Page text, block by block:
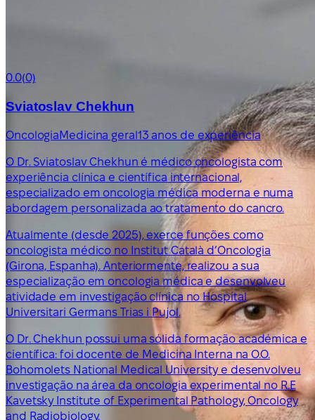
0.0(0)
Sviatoslav Chekhun
Oncologia Medicina geral13 anos de experiência
O Dr. Sviatoslav Chekhun é médico oncologista com
experiência clínica e científica internacional,
especializado em oncologia médica moderna e numa
abordagem personalizada ao tratamento do cancro.
Atualmente (desde 2025), exerce funções como
oncologista médico no Institut Català d’Oncologia
(Girona, Espanha). Anteriormente, realizou a sua
especialização em oncologia médica e desenvolveu
atividade em investigação clínica no Hospital
Universitari Germans Trias i Pujol.
O Dr. Chekhun possui uma sólida formação académica e
científica: foi docente de Medicina Interna na O.O.
Bohomolets National Medical University e desenvolveu
investigação na área da oncologia experimental no R.E
Kavetsky Institute of Experimental Pathology, Oncology
and Radiobiology.